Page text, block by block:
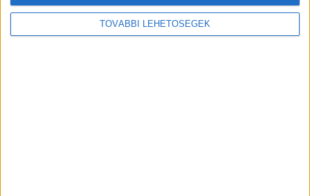
TOVÁBBI LEHETŐSÉGEK